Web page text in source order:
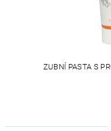
ZUBNÍ PASTA S